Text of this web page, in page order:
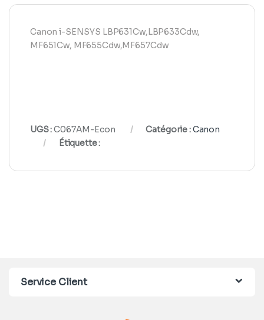
Canon i-SENSYS LBP631Cw,LBP633Cdw,
MF651Cw, MF655Cdw,MF657Cdw
UGS :C067AM-Econ Catégorie :Canon
Étiquette :
Service Client